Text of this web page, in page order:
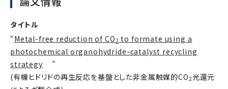
タイトル
“Metal-free reduction of CO2 to formate using a
photochemical organohydride-catalyst recycling
strategy
”
(有機ヒドリドの再生反応を基盤とした非金属触媒的CO2光還元